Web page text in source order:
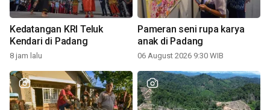
Kedatangan KRI Teluk
Kendari di Padang
8 jam lalu
Pameran seni rupa karya
anak di Padang
06 August 2026 9:30 WIB